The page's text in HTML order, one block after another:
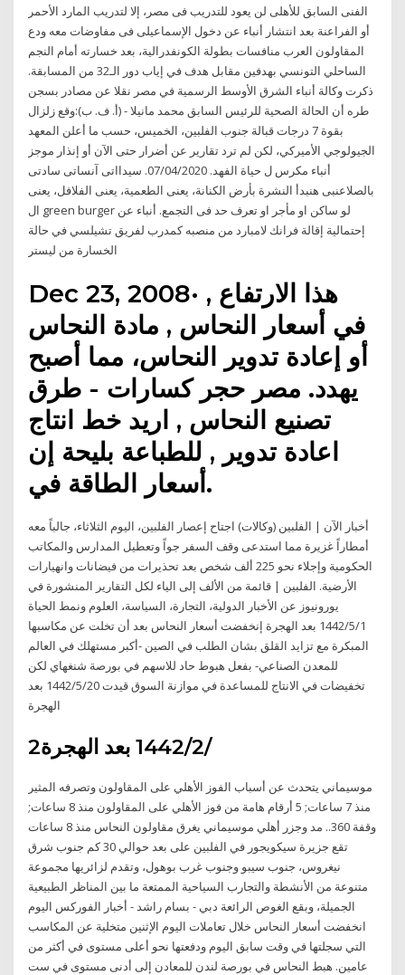
الفنى السابق للأهلى لن يعود للتدريب فى مصر، إلا لتدريب المارد الأحمر
أو الفراعنة بعد انتشار أنباء عن دخول الإسماعيلى فى مفاوضات معه ودع
المقاولون العرب منافسات بطولة الكونفدرالية، بعد خسارته أمام النجم
الساحلي التونسي بهدفين مقابل هدف في إياب دور الـ32 من المسابقة.
ذكرت وكالة أنباء الشرق الأوسط الرسمية في مصر نقلا عن مصادر بسجن
طره أن الحالة الصحية للرئيس السابق محمد مانيلا - (أ. ف. ب):وقع زلزال
بقوة 7 درجات قبالة جنوب الفلبين، الخميس، حسب ما أعلن المعهد
الجيولوجي الأميركي، لكن لم ترد تقارير عن أضرار حتى الآن أو إنذار موجز
أنباء مكرس ل حياة الفهد. 07/04/2020. سيدااتى آنساتى سادتى
بالصلاعنبى هنبدأ النشرة بأرض الكنانة، يعنى الطعمية، يعنى الفلافل، يعنى
ال green burger لو ساكن او مأجر او تعرف حد فى التجمع. أنباء عن
إحتمالية إقالة فرانك لامبارد من منصبه كمدرب لفريق تشيلسي في حالة
الخسارة من ليستر
Dec 23, 2008· , هذا الارتفاع
في أسعار النحاس , مادة النحاس
أو إعادة تدوير النحاس، مما أصبح
يهدد. مصر حجر كسارات - طرق
تصنيع النحاس , اريد خط انتاج
اعادة تدوير , للطباعة بليحة إن
أسعار الطاقة في.
أخبار الآن | الفلبين (وكالات) اجتاح إعصار الفلبين، اليوم الثلاثاء، جالباً معه
أمطاراً غزيرة مما استدعى وقف السفر جواً وتعطيل المدارس والمكاتب
الحكومية وإجلاء نحو 225 ألف شخص بعد تحذيرات من فيضانات وانهيارات
الأرضية. الفلبين | قائمة من الألف إلى الياء لكل التقارير المنشورة في
يورونيوز عن الأخبار الدولية، التجارة، السياسة، العلوم ونمط الحياة
1‏‏/5‏‏/1442 بعد الهجرة إنخفضت أسعار النحاس بعد أن تخلت عن مكاسبها
المبكرة مع تزايد القلق بشان الطلب في الصين -أكبر مستهلك في العالم
للمعدن الصناعي- بفعل هبوط حاد للاسهم في بورصة شنغهاي لكن
تخفيضات في الانتاج للمساعدة في موازنة السوق قيدت 20‏‏/5‏‏/1442 بعد
الهجرة
2‏‏/2‏‏/1442 بعد الهجرة
موسيماني يتحدث عن أسباب الفوز الأهلي على المقاولون وتصرفه المثير
منذ 7 ساعات; 5 أرقام هامة من فوز الأهلي على المقاولون منذ 8 ساعات;
وقفة 360.. مد وجزر أهلي موسيماني يغرق مقاولون النحاس منذ 8 ساعات
تقع جزيرة سيكويجور في الفلبين على بعد حوالي 30 كم جنوب شرق
نيغروس، جنوب سيبو وجنوب غرب بوهول، وتقدم لزائريها مجموعة
متنوعة من الأنشطة والتجارب السياحية الممتعة ما بين المناظر الطبيعية
الجميلة، وبقع الغوص الرائعة دبي - بسام راشد - أخبار الفوركس اليوم
انخفضت أسعار النحاس خلال تعاملات اليوم الإثنين متخلية عن المكاسب
التي سجلتها في وقت سابق اليوم ودفعتها نحو أعلى مستوى في أكثر من
عامين. هبط النحاس في بورصة لندن للمعادن إلى أدنى مستوى في ست